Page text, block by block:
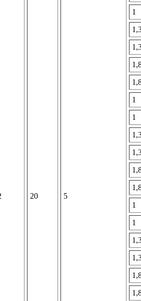
20 5
1
1
1
1
1